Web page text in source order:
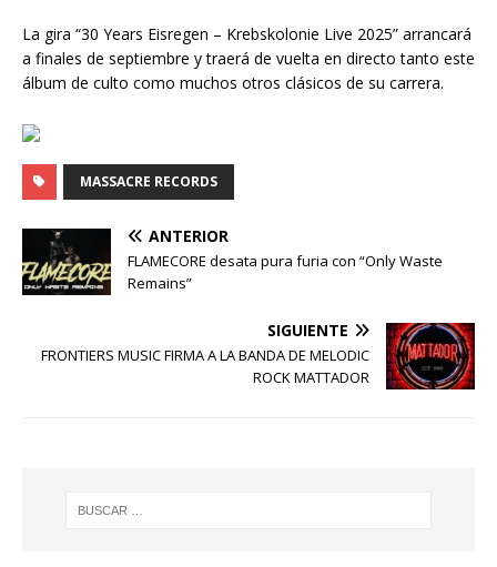
La gira “30 Years Eisregen – Krebskolonie Live 2025” arrancará
a finales de septiembre y traerá de vuelta en directo tanto este
álbum de culto como muchos otros clásicos de su carrera.
MASSACRE RECORDS
ANTERIOR
FLAMECORE desata pura furia con “Only Waste
Remains”
SIGUIENTE
FRONTIERS MUSIC FIRMA A LA BANDA DE MELODIC
ROCK MATTADOR